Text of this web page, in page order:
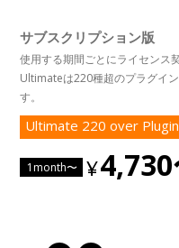
サブスクリプション版
使用する期間ごとにライセンス
Ultimateは220種超のプラグイ
す。
Ultimate 220 over
1month〜